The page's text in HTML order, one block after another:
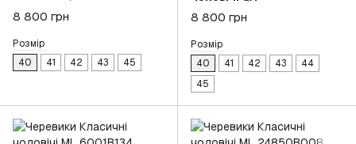
8 800 грн
Розмір
40
41 42 43 45
8 800 грн
Розмір
40
41 42 43
44
45